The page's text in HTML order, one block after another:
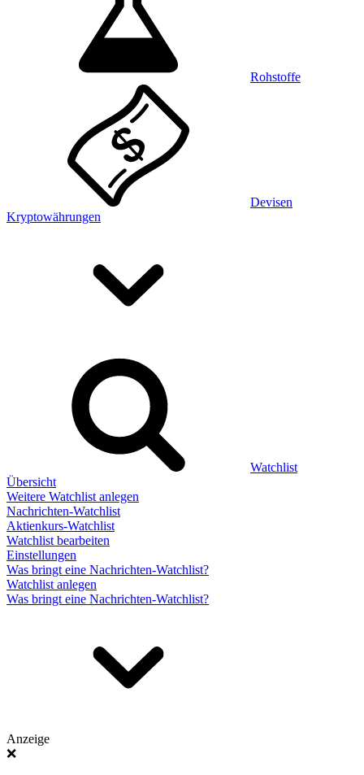
Rohstoffe
Devisen
Kryptowährungen
Watchlist
Übersicht
Weitere Watchlist anlegen
Nachrichten-Watchlist
Aktienkurs-Watchlist
Watchlist bearbeiten
Einstellungen
Was bringt eine Nachrichten-Watchlist?
Watchlist anlegen
Was bringt eine Nachrichten-Watchlist?
Anzeige
❌